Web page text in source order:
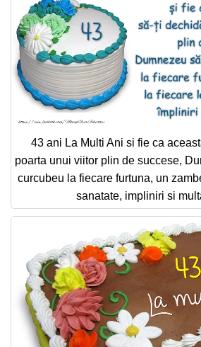
43 ani La Multi Ani si fie ca
poarta unui viitor plin de succese,
curcubeu la fiecare furtuna, un
sanatate, impliniri si